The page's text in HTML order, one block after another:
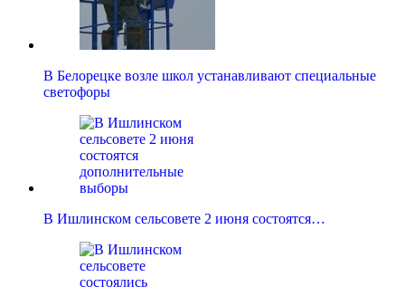
В Белорецке возле школ устанавливают специальные
светофоры
В Ишлинском сельсовете 2 июня состоятся…